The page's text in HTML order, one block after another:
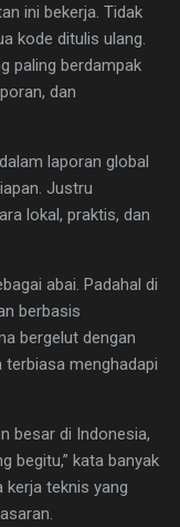
ini bekerja. Tidak
kode ditulis ulang.
paling berdampak
dan
laporan global
Justru
lokal, praktis, dan
abai. Padahal di
berbasis
bergelut dengan
menghadapi
besar di Indonesia,
begitu,” kata banyak
kerja teknis yang